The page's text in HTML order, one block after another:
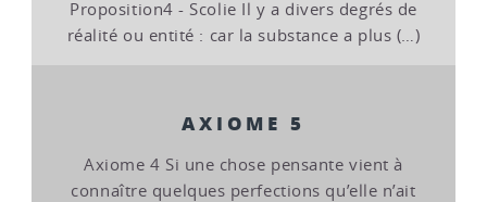
Proposition4 - Scolie Il y a divers degrés de
réalité ou entité : car la substance a plus (…)
AXIOME 5
Axiome 4 Si une chose pensante vient à
connaître quelques perfections qu’elle n’ait